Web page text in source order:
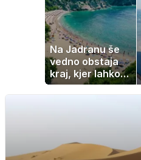
Na Jadranu še
vedno obstaja
kraj, kjer lahko
dopustujete
poceni: